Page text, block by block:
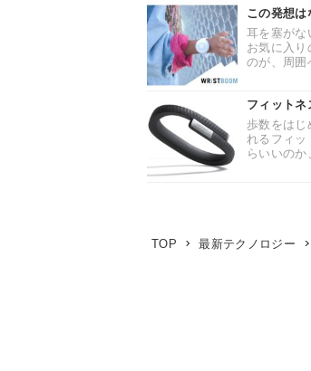
この発想は
耳を塞がな
お気に入
のが、周囲
フィットネ
歩数をはじ
れるフィッ
らいいの
TOP 最新テクノロジー